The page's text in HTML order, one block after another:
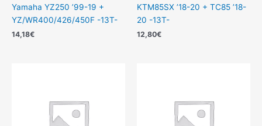
Yamaha YZ250 ’99-19 +
YZ/WR400/426/450F -13T-
14,18€
KTM85SX ’18-20 + TC85 ’18-
20 -13T-
12,80€